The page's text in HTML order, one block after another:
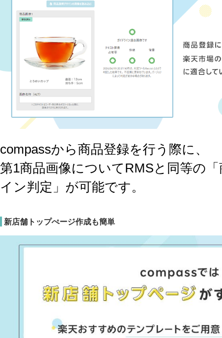
compassから商品登録を行う際に、
第1商品画像についてRMSと同等の
イン判定」が可能です。
新店舗トップぺージ作成も簡単